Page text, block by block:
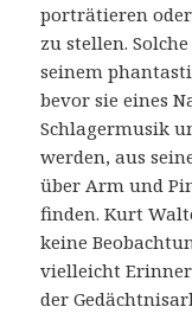
porträtieren
zu stellen.
seinem
bevor sie eines
Schlagermusik
werden, aus
über Arm und
finden. Kurt
keine
vielleicht
der